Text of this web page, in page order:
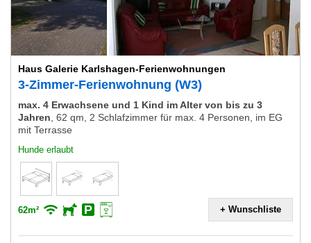
Haus Galerie Karlshagen-Ferienwohnungen
3-Zimmer-Ferienwohnung (W3)
max. 4 Erwachsene und 1 Kind im Alter von bis zu 3
Jahren 62 qm, 2 Schlafzimmer für max. 4 Personen, im EG
mit Terrasse
Hunde erlaubt
62m² + Wunschliste